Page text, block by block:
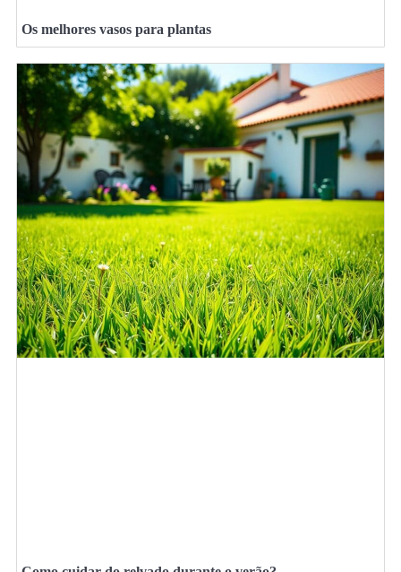
Os melhores vasos para plantas